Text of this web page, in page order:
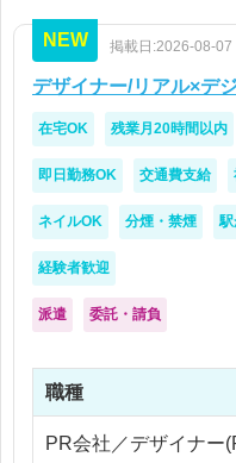
NEW 掲載日:2026-08-07
デザイナー/リアル×デ
在宅OK 残業月20時間以内
即日勤務OK 交通費支給
ネイルOK 分煙・禁煙
経験者歓迎
派遣 委託・請負
職種
PR会社／デザイナー